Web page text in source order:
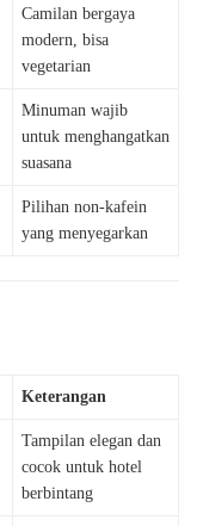
Camilan bergaya
modern, bisa
vegetarian
Minuman wajib
untuk menghangatkan
suasana
Pilihan non-kafein
yang menyegarkan
Keterangan
Tampilan elegan dan
cocok untuk hotel
berbintang